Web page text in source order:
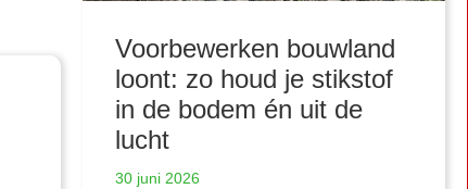
Voorbewerken bouwland
loont: zo houd je stikstof
in de bodem én uit de
lucht
30 juni 2026